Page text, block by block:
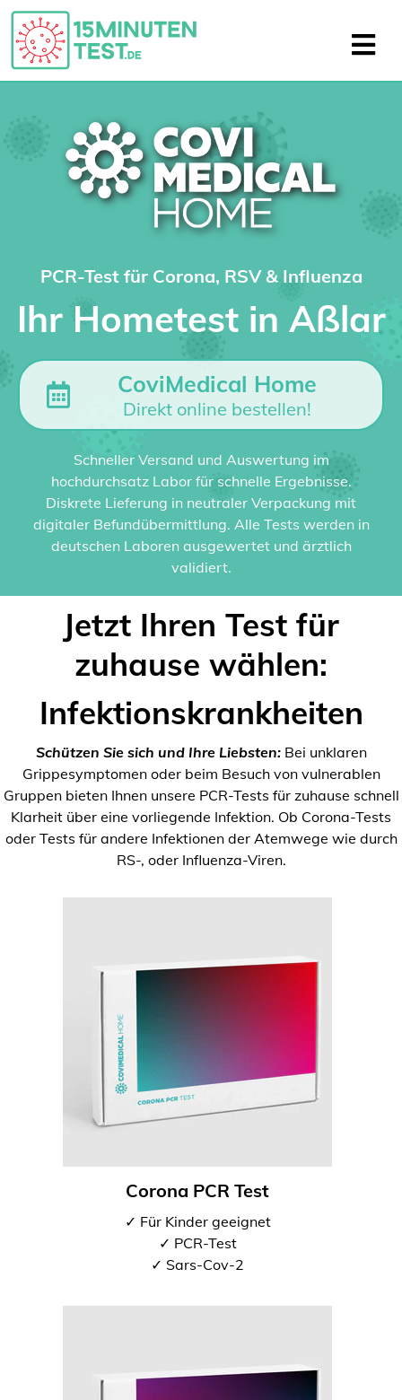
PCR-Test für Corona, RSV & Influenza
Ihr Hometest in Aßlar
CoviMedical Home
Direkt online bestellen!
Schneller Versand und Auswertung im
hochdurchsatz Labor für schnelle Ergebnisse.
Diskrete Lieferung in neutraler Verpackung mit
digitaler Befundübermittlung. Alle Tests werden in
deutschen Laboren ausgewertet und ärztlich
validiert.
Jetzt Ihren Test für
zuhause wählen:
Infektionskrankheiten
Schützen Sie sich und Ihre Liebsten:Bei unklaren
Grippesymptomen oder beim Besuch von vulnerablen
Gruppen bieten Ihnen unsere PCR-Tests für zuhause schnell
Klarheit über eine vorliegende Infektion. Ob Corona-Tests
oder Tests für andere Infektionen der Atemwege wie durch
RS-, oder Influenza-Viren.
Corona PCR Test
✓ Für Kinder geeignet
✓ PCR-Test
✓ Sars-Cov-2